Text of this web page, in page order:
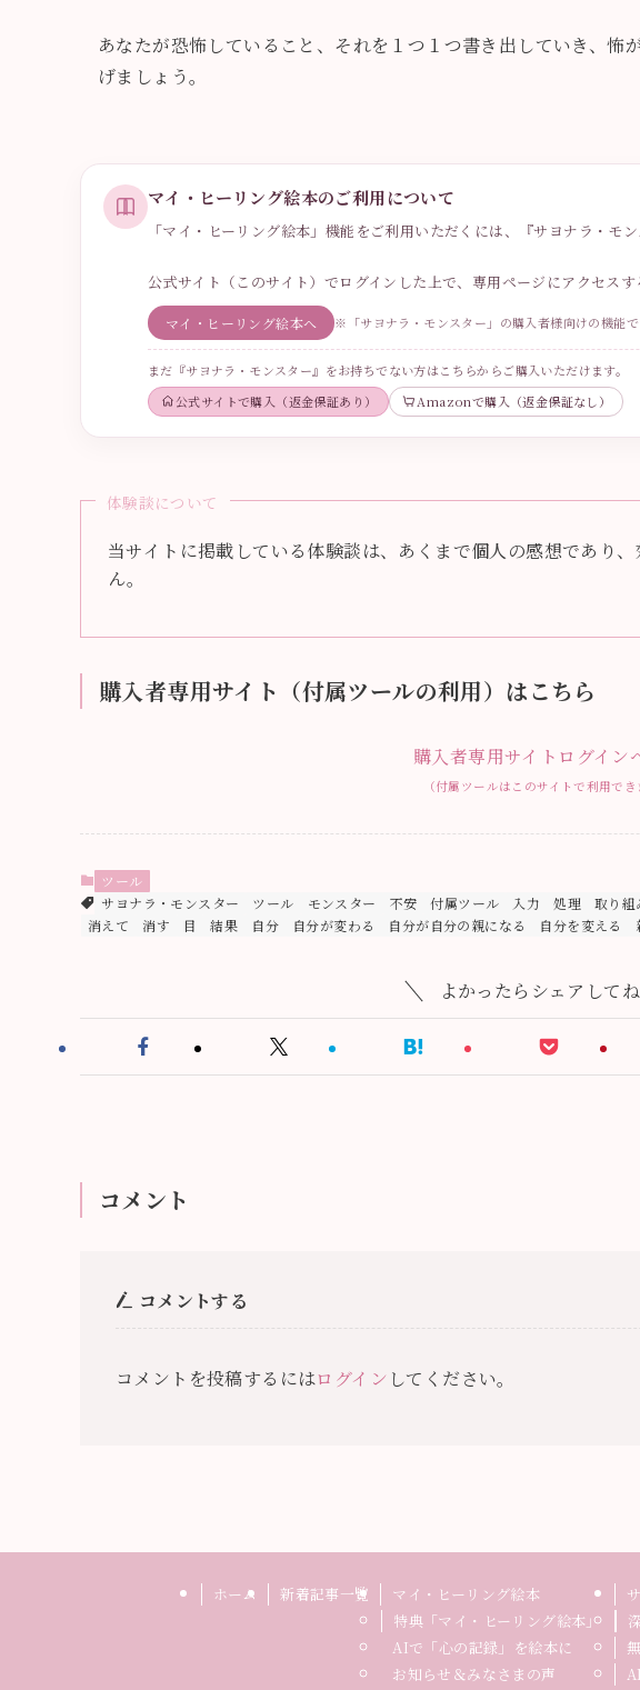
あなたが恐怖していること、それを１つ１つ書き出していき、怖
げましょう。
マイ・ヒーリング絵本のご利用について
「マイ・ヒーリング絵本」機能をご利用いただくには、『サヨナラ・モ
公式サイト（このサイト）でログインした上で、専用ページにアクセスす
マイ・ヒーリング絵本へ ※「サヨナラ・モンスター」の購入者様向けの機能で
まだ『サヨナラ・モンスター』をお持ちでない方はこちらからご購入いただけます。
公式サイトで購入（返金保証あり）
Amazonで購入（返金保証なし）
体験談について
当サイトに掲載している体験談は、あくまで個人の感想であり
ん。
購入者専用サイト（付属ツールの利用）はこちら
購入者専用サイトログイン
（付属ツールはこのサイトで利用でき
ツール
サヨナラ・モンスター
ツール モンスター 不安 付属ツール 入力 処理 取り組
消えて
消す 目 結果 自分 自分が変わる 自分が自分の親になる 自分を変える
よかったらシェアしてね
コメント
コメントする
コメントを投稿するにはログイン してください。
ホーム 新着記事一覧
マイ・ヒーリング絵本
特典「マイ・ヒーリング絵本」
AIで「心の記録」を絵本に
お知らせ＆みなさまの声